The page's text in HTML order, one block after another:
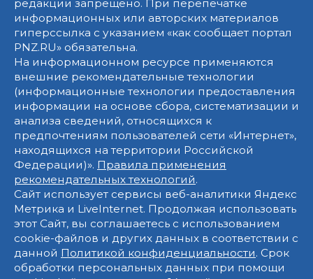
редакции запрещено. При перепечатке
информационных или авторских материалов
гиперссылка с указанием «как сообщает портал
PNZ.RU» обязательна.
На информационном ресурсе применяются
внешние рекомендательные технологии
(информационные технологии предоставления
информации на основе сбора, систематизации и
анализа сведений, относящихся к
предпочтениям пользователей сети «Интернет»,
находящихся на территории Российской
Федерации)». Правила применения
рекомендательных технологий.
Сайт использует сервисы веб-аналитики Яндекс
Метрика и LiveInternet. Продолжая использовать
этот Сайт, вы соглашаетесь с использованием
cookie-файлов и других данных в соответствии с
данной Политикой конфиденциальности. Срок
обработки персональных данных при помощи